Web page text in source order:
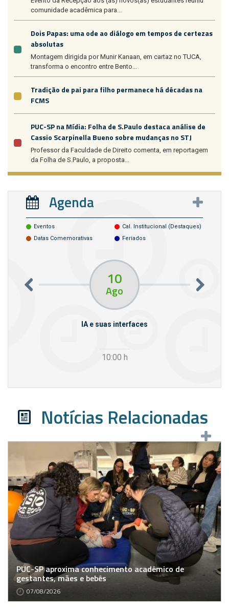
comunidade acadêmica para...
Dois Papas: uma ode ao diálogo em tempos de certezas
absolutas
Montagem dirigida por Munir Kanaan, em cartaz no TUCA,
transforma o encontro entre Bento...
Tradição de pai para filho permanece há décadas na
FCMS
PUC-SP na Mídia: Folha de S.Paulo destaca análise de
Cassio Scarpinella Bueno sobre mudanças no STJ
Professor da Faculdade de Direito comenta, em reportagem
da Folha de S.Paulo, a proposta...
Agenda
Eventos
Cal. Institucional (destaques)
Datas Comemorativas
Feriados
10
Ago
IA e suas interfaces
10:00 h
Notícias Relacionadas
PUC-SP aproxima conhecimento acadêmico de
gestantes, mães e bebês
07/08/2026